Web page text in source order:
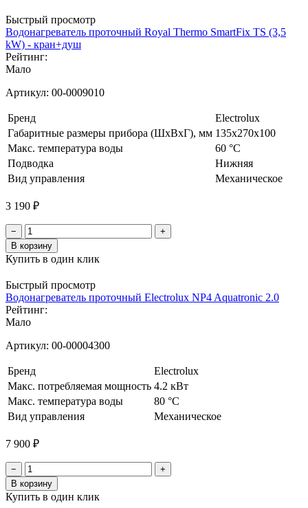
Быстрый просмотр
Водонагреватель проточный Royal Thermo SmartFix TS (3,5
kW) - кран+душ
Рейтинг:
Мало
Артикул: 00-0009010
Бренд
Electrolux
Габаритные размеры прибора (ШхВхГ), мм 135x270x100
Макс. температура воды
60 °С
Подводка
Нижняя
Вид управления
Механическое
3 190 ₽
−
+
В корзину
Купить в один клик
Быстрый просмотр
Водонагреватель проточный Electrolux NP4 Aquatronic 2.0
Рейтинг:
Мало
Артикул: 00-00004300
Бренд
Electrolux
Макс. потребляемая мощность 4.2 кВт
Макс. температура воды
80 °С
Вид управления
Механическое
7 900 ₽
−
+
В корзину
Купить в один клик